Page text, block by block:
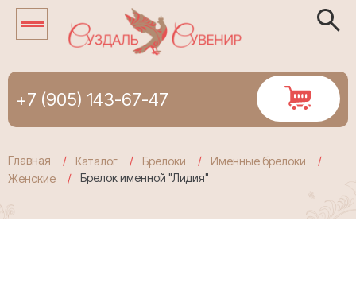
+7 (905) 143-67-47
Главная Каталог Брелоки
Именные брелоки
Женские
Брелок именной "Лидия"